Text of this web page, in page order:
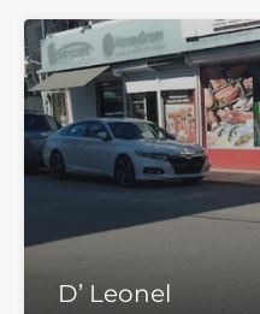
D’ Leonel